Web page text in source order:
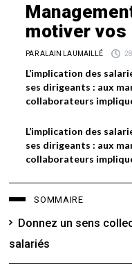
motiver
PAR ALAIN LAUMAILLÉ
L’implication des
ses dirigeants : aux
collaborateurs
L’implication des
ses dirigeants : aux
collaborateurs
SOMMAIRE
Donnez un sens
salariés